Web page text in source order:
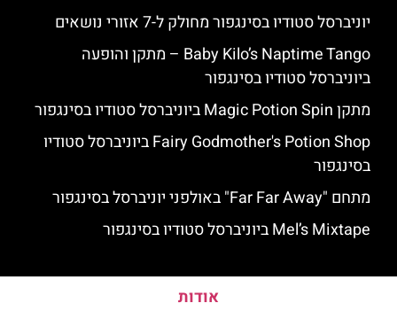
יוניברסל סטודיו בסינגפור מחולק ל-7 אזורי נושאים
Baby Kilo’s Naptime Tango – מתקן והופעה
ביוניברסל סטודיו בסינגפור
מתקן Magic Potion Spin ביוניברסל סטודיו בסינגפור
Fairy Godmother's Potion Shop ביוניברסל סטודיו
בסינגפור
מתחם "Far Far Away" באולפני יוניברסל בסינגפור
Mel’s Mixtape ביוניברסל סטודיו בסינגפור
אודות